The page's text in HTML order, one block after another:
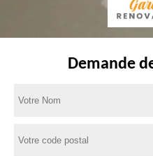
Demande